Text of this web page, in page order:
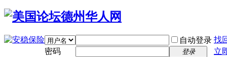
自动登录 找
密码
登录
立